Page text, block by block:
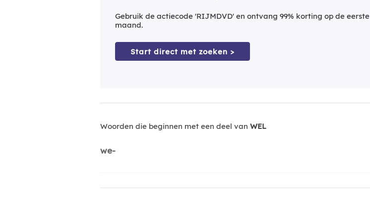
Gebruik de actiecode 'RIJMDVD' en ontvang 99% korting op de eerste
maand.
Start direct met zoeken >
Woorden die beginnen met een deel van WEL
we-